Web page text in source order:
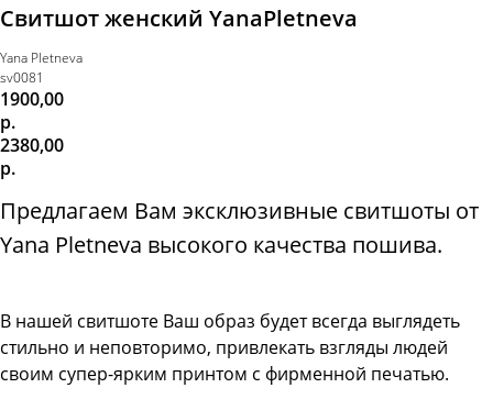
Свитшот женский YanaPletneva
Yana Pletneva
sv0081
1900,00
р.
2380,00
р.
Предлагаем Вам эксклюзивные свитшоты от
Yana Pletneva высокого качества пошива.
В нашей свитшоте Ваш образ будет всегда выглядеть
стильно и неповторимо, привлекать взгляды людей
своим супер-ярким принтом с фирменной печатью.